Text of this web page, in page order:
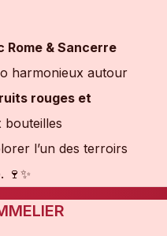
& Sancerre
harmonieux autour
rouges et
bouteilles
l’un des terroirs
🍷✨